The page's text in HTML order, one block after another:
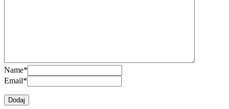
Name*
Email*